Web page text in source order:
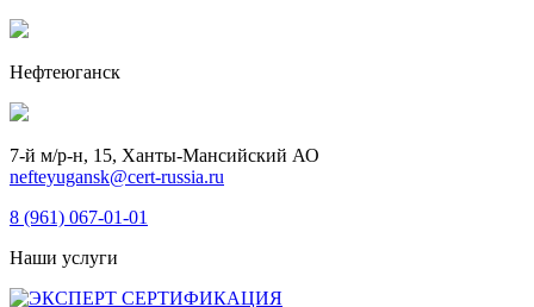
Нефтеюганск
7-й м/р-н, 15, Ханты-Мансийский АО
nefteyugansk@cert-russia.ru
8 (961) 067-01-01
Наши услуги